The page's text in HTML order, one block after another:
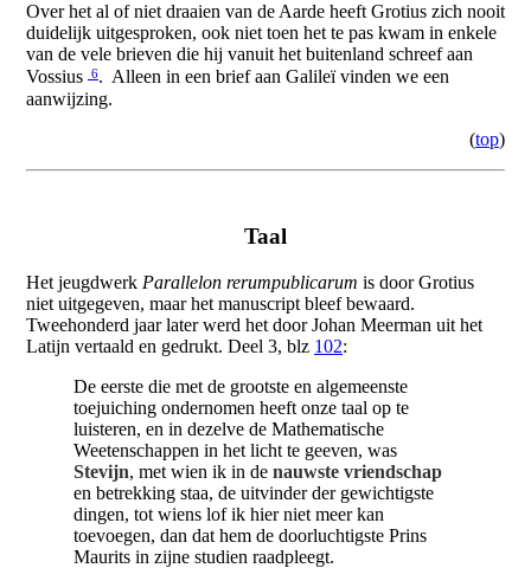
Over het al of niet draaien van de Aarde heeft Grotius zich nooit
duidelijk uitgesproken, ook niet toen het te pas kwam in enkele
van de vele brieven die hij vanuit het buitenland schreef aan
Vossius 6. Alleen in een brief aan Galileï vinden we een
aanwijzing.
(top)
Taal
Het jeugdwerk Parallelon rerumpublicarum is door Grotius
niet uitgegeven, maar het manuscript bleef bewaard.
Tweehonderd jaar later werd het door Johan Meerman uit het
Latijn vertaald en gedrukt. Deel 3, blz 102:
De eerste die met de grootste en algemeenste
toejuiching ondernomen heeft onze taal op te
luisteren, en in dezelve de Mathematische
Weetenschappen in het licht te geeven, was
Stevijn, met wien ik in de nauwste vriendschap
en betrekking staa, de uitvinder der gewichtigste
dingen, tot wiens lof ik hier niet meer kan
toevoegen, dan dat hem de doorluchtigste Prins
Maurits in zijne studien raadpleegt.